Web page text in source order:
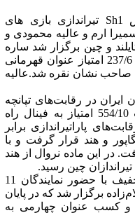
در فینال تپانچه 10 متر بادی کلاس Sh1 تیراندازی بازی های
ارم و عالیه محمودی و
و چین برگزار شد ساره
جوانمردی در مصافی ایرانی با کسب 237/6 امتیاز عنوان قهرمانی
نشان نقره شد.عالیه
ایران در رقابت‌های تپانچه
بادی 10 متر شرکت کرد و با کسب 554/10 امتیاز به فینال راه
پاراتیراندازی برابر
و هند قرار گرفت و با
گرفت. در این ماده نروال از هند
چین رسید.
*رقابت‌های تفنگ 50 متر درازکش خفیف با حضور نمایندگان 11
برگزار شد که در پایان
با کسب 607/7 امتیاز و کسب عنوان چهارمی به